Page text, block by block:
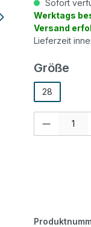
Sofort
Werktags
Versand
Lieferzeit
Größe
28